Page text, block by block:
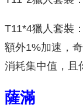
T11*4獵人套裝
額外1%加速，
消耗集中值，且
薩滿